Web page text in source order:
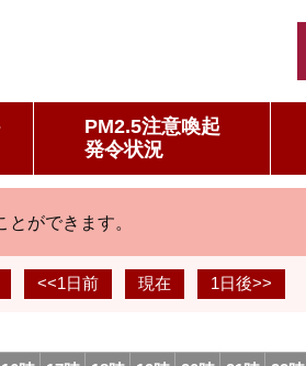
PM2.5注意喚起
発令状況
ができます。
<<1日前 現在 1日後>>